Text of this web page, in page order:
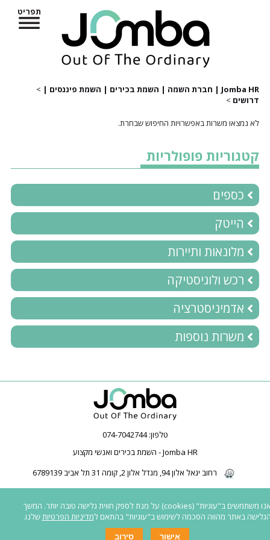
תפריט
Jomba HR | חברת השמה | השמת בכירים | השמת פיננסים |
>
דרושים >
לא נמצאו משרות באפשרויות החיפוש שבחרת.
קטגוריות פופולריות
כספים
הייטק
מלונאות ותיירות
רכש ולוגיסטיקה
אדמיניסטרציה
משרות נוספות
טלפון:074-7042744
Jomba HR - השמת בכירים ואנשי מקצוע
רחוב יגאל אלון 94, מגדל אלון 2, קומה 31 תל אביב 6789139
2026 © כל הזכויות שמורות ל-Jomba HR | חברת השמה | השמת בכירים | השמת
פיננסים | |כל המשרות באתר פונות לגברים ונשים כאחד|נגישות לאנשים עם
תנאי שימוש ומדיניות פרטיות
אנו משתמשים ב"עוגיות" (cookies) על מנת לספק חווית גלישה טובה יותר. המשך
באתר מהווה הסכמה לשימוש ב"עוגיות" בהתאם למדיניות הפרטיותשלנו.
אישור סירוב